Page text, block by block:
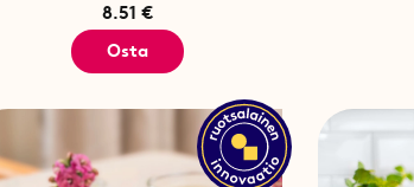
8.51 €
Osta